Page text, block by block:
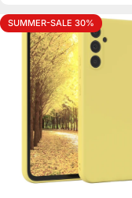
SUMMER-SALE 30%